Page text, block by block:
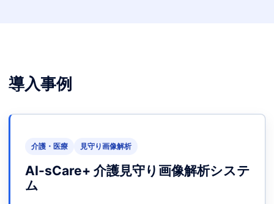
導入事例
介護・医療 見守り画像解析
AI-sCare+ 介護見守り画像解析システ
ム